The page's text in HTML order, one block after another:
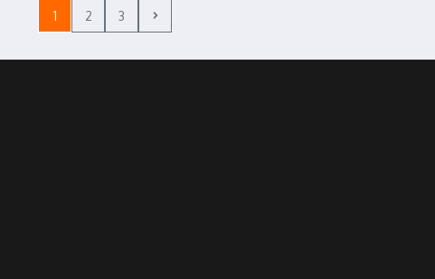
1 2 3